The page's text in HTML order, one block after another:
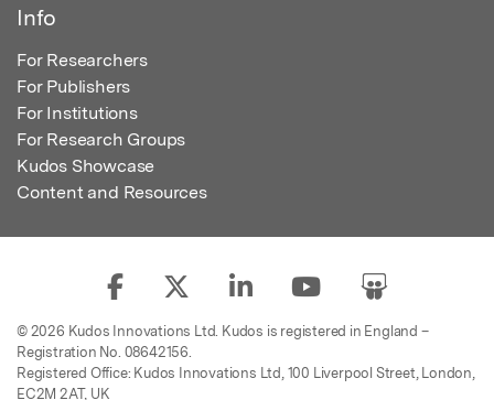
Info
For Researchers
For Publishers
For Institutions
For Research Groups
Kudos Showcase
Content and Resources
© 2026 Kudos Innovations Ltd. Kudos is registered in England –
Registration No. 08642156.
Registered Office: Kudos Innovations Ltd, 100 Liverpool Street, London,
EC2M 2AT, UK